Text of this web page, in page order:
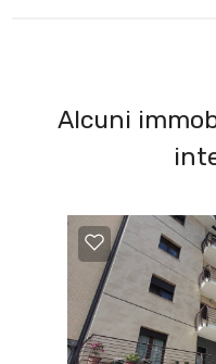
Alcuni